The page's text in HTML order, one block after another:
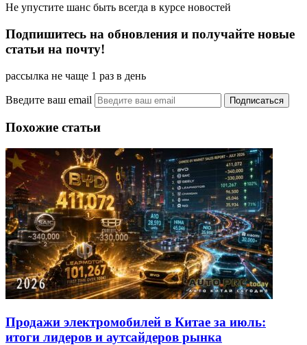
Не упустите шанс быть всегда в курсе новостей
Подпишитесь на обновления и получайте новые
статьи на почту!
рассылка не чаще 1 раз в день
Введите ваш email
Похожие статьи
Продажи электромобилей в Китае за июль:
итоги лидеров и аутсайдеров рынка